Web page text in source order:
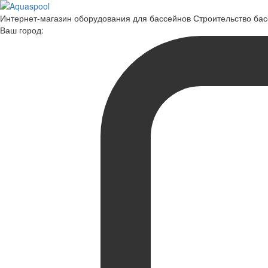
Интернет-магазин оборудования для бассейнов Строительство
Ваш город: